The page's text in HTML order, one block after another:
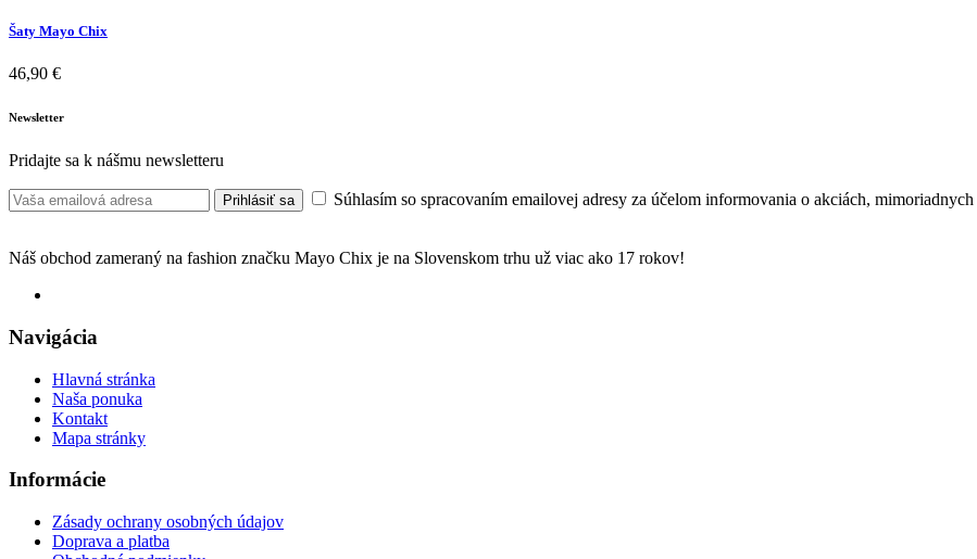
Šaty Mayo Chix
46,90 €
Newsletter
Pridajte sa k nášmu newsletteru
Prihlásiť sa Súhlasím so spracovaním emailovej adresy za účelom informovania o akciách,
Náš obchod zameraný na fashion značku Mayo Chix je na Slovenskom trhu už viac ako 17 rokov!
Navigácia
Hlavná stránka
Naša ponuka
Kontakt
Mapa stránky
Informácie
Zásady ochrany osobných údajov
Doprava a platba